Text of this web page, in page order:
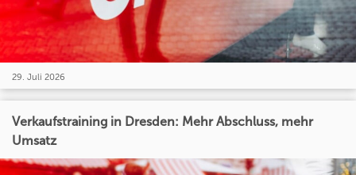
29. Juli 2026
Verkaufstraining in Dresden: Mehr Abschluss, mehr
Umsatz